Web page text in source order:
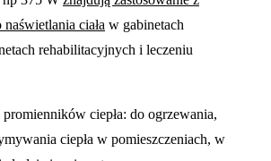
ciała w gabinetach
rehabilitacyjnych i leczeniu
ciepła: do ogrzewania,
ciepła w pomieszczeniach, w